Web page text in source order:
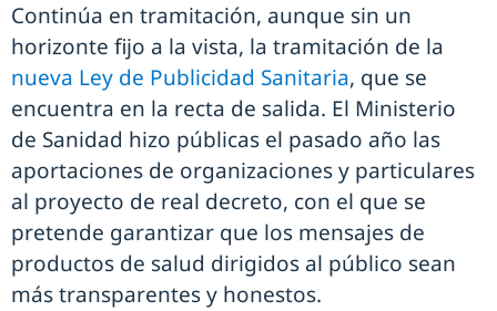
Continúa en tramitación, aunque sin un
horizonte fijo a la vista, la tramitación de la
nueva Ley de Publicidad Sanitaria, que se
encuentra en la recta de salida. El Ministerio
de Sanidad hizo públicas el pasado año las
aportaciones de organizaciones y particulares
al proyecto de real decreto, con el que se
pretende garantizar que los mensajes de
productos de salud dirigidos al público sean
más transparentes y honestos.